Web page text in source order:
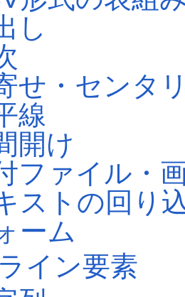
し
せ・センタ
線
開け
ファイル・
ストの回り
ーム
イン要素